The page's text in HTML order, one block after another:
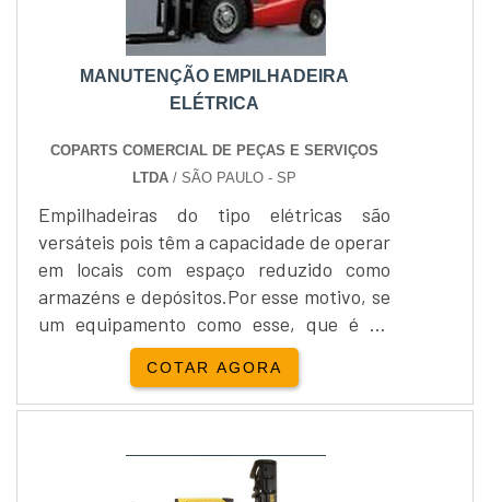
MANUTENÇÃO EMPILHADEIRA
ELÉTRICA
COPARTS COMERCIAL DE PEÇAS E SERVIÇOS
LTDA / SÃO PAULO - SP
Empilhadeiras do tipo elétricas são
versáteis pois têm a capacidade de operar
em locais com espaço reduzido como
armazéns e depósitos.Por esse motivo, se
um equipamento como esse, que é de
utilidade tão importante, apresentar
falhas, toda uma operação estará
comprometida acarretando em problemas
indústria contate uma empresa
especializada em manutenção
COTAR AGORA